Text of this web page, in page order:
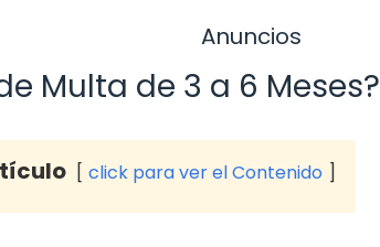
Anuncios
Multa de 3 a 6 Meses?
click para ver el Contenido